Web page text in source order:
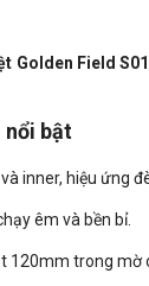
Golden Field S01
nổi bật
inner, hiệu ứng
êm và bền bỉ.
120mm trong mờ